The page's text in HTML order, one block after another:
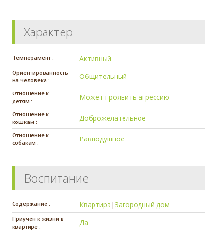
Характер
Темперамент : Активный
Ориентированность
на человека :
Общительный
Отношение к
детям :
Может проявить агрессию
Отношение к
кошкам :
Доброжелательное
Отношение к
собакам :
Равнодушное
Воспитание
Содержание : Квартира |Загородный дом
Приучен к жизни в
квартире :
Да